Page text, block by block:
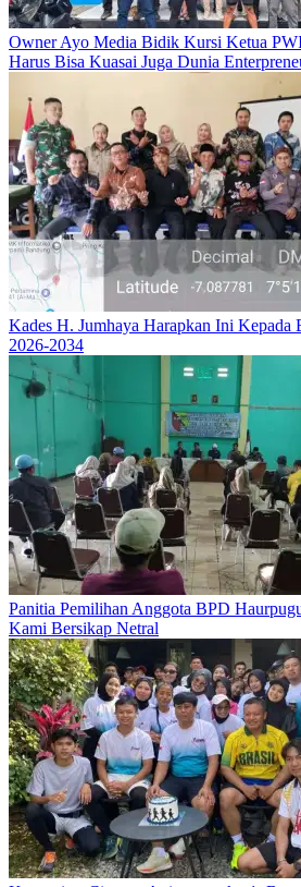
Owner Ayo Media Bidik Kursi Ketua
Harus Bisa Kuasai Juga Dunia
Kades H. Jumhaya Harapkan Ini Kepada
2026-2034
Panitia Pemilihan Anggota BPD
Kami Bersikap Netral